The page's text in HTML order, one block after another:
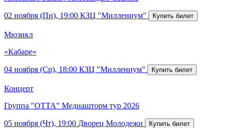
02 ноября (Пн), 19:00 КЗЦ "Миллениум"
Мюзикл
«Кабаре»
04 ноября (Ср), 18:00 КЗЦ "Миллениум"
Концерт
Группа "ОТТА" Медиашторм тур 2026
05 ноября (Чт), 19:00 Дворец Молодежи